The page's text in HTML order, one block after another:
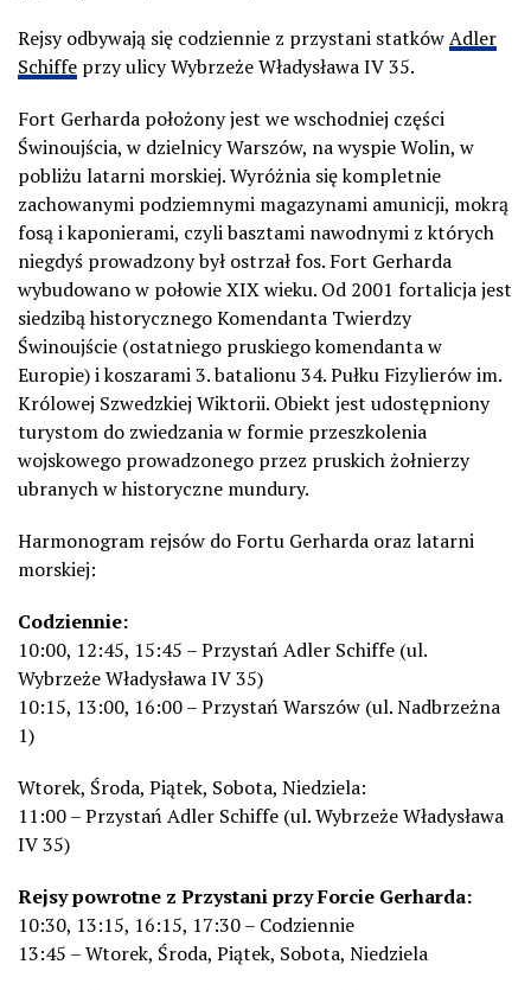
Rejsy odbywają się codziennie z przystani statkówAdler
Schiffe przy ulicy Wybrzeże Władysława IV 35.
Fort Gerharda położony jest we wschodniej części
Świnoujścia, w dzielnicy Warszów, na wyspie Wolin, w
pobliżu latarni morskiej. Wyróżnia się kompletnie
zachowanymi podziemnymi magazynami amunicji, mokrą
fosą i kaponierami, czyli basztami nawodnymi z których
niegdyś prowadzony był ostrzał fos. Fort Gerharda
wybudowano w połowie XIX wieku. Od 2001 fortalicja jest
siedzibą historycznego Komendanta Twierdzy
Świnoujście (ostatniego pruskiego komendanta w
Europie) i koszarami 3. batalionu 34. Pułku Fizylierów im.
Królowej Szwedzkiej Wiktorii. Obiekt jest udostępniony
turystom do zwiedzania w formie przeszkolenia
wojskowego prowadzonego przez pruskich żołnierzy
ubranych w historyczne mundury.
Harmonogram rejsów do Fortu Gerharda oraz latarni
morskiej:
Codziennie:
10:00, 12:45, 15:45 – Przystań Adler Schiffe (ul.
Wybrzeże Władysława IV 35)
10:15, 13:00, 16:00 – Przystań Warszów (ul. Nadbrzeżna
1)
Wtorek, Środa, Piątek, Sobota, Niedziela:
11:00 – Przystań Adler Schiffe (ul. Wybrzeże Władysława
IV 35)
Rejsy powrotne z Przystani przy Forcie Gerharda:
10:30, 13:15, 16:15, 17:30 – Codziennie
13:45 – Wtorek, Środa, Piątek, Sobota, Niedziela